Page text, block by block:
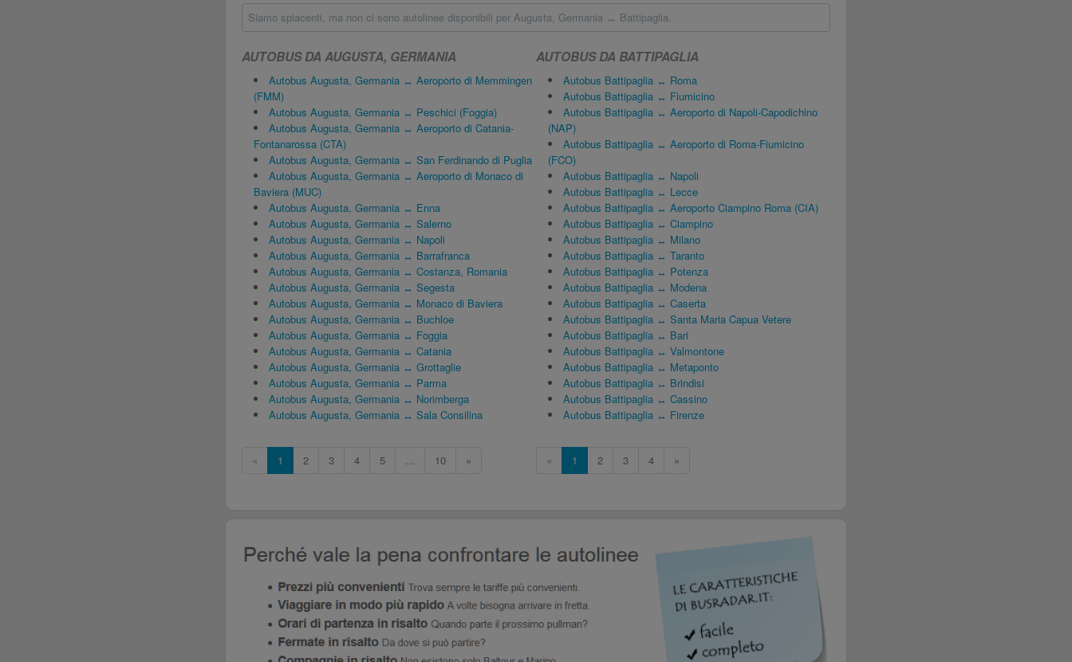
Siamo spiacenti, ma non ci sono autolinee disponibili per Augusta, Germania ↔ Battipaglia.
AUTOBUS DA AUGUSTA, GERMANIA
Autobus Augusta, Germania ↔ Aeroporto di Memmingen
(FMM)
Autobus Augusta, Germania ↔ Peschici (Foggia)
Autobus Augusta, Germania ↔ Aeroporto di Catania-
Fontanarossa (CTA)
Autobus Augusta, Germania ↔ San Ferdinando di Puglia
Autobus Augusta, Germania ↔ Aeroporto di Monaco di
Baviera (MUC)
Autobus Augusta, Germania ↔ Enna
Autobus Augusta, Germania ↔ Salerno
Autobus Augusta, Germania ↔ Napoli
Autobus Augusta, Germania ↔ Barrafranca
Autobus Augusta, Germania ↔ Costanza, Romania
Autobus Augusta, Germania ↔ Segesta
Autobus Augusta, Germania ↔ Monaco di Baviera
Autobus Augusta, Germania ↔ Buchloe
Autobus Augusta, Germania ↔ Foggia
Autobus Augusta, Germania ↔ Catania
Autobus Augusta, Germania ↔ Grottaglie
Autobus Augusta, Germania ↔ Parma
Autobus Augusta, Germania ↔ Norimberga
Autobus Augusta, Germania ↔ Sala Consilina
« 1 2 3 4 5 ... 10 »
AUTOBUS DA BATTIPAGLIA
Autobus Battipaglia ↔ Roma
Autobus Battipaglia ↔ Fiumicino
Autobus Battipaglia ↔ Aeroporto di Napoli-Capodichino
(NAP)
Autobus Battipaglia ↔ Aeroporto di Roma-Fiumicino
(FCO)
Autobus Battipaglia ↔ Napoli
Autobus Battipaglia ↔ Lecce
Autobus Battipaglia ↔ Aeroporto Ciampino Roma (CIA)
Autobus Battipaglia ↔ Ciampino
Autobus Battipaglia ↔ Milano
Autobus Battipaglia ↔ Taranto
Autobus Battipaglia ↔ Potenza
Autobus Battipaglia ↔ Modena
Autobus Battipaglia ↔ Caserta
Autobus Battipaglia ↔ Santa Maria Capua Vetere
Autobus Battipaglia ↔ Bari
Autobus Battipaglia ↔ Valmontone
Autobus Battipaglia ↔ Metaponto
Autobus Battipaglia ↔ Brindisi
Autobus Battipaglia ↔ Cassino
Autobus Battipaglia ↔ Firenze
« 1 2 3 4 »